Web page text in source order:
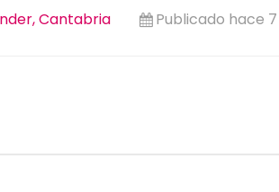
Cantabria Publicado hace